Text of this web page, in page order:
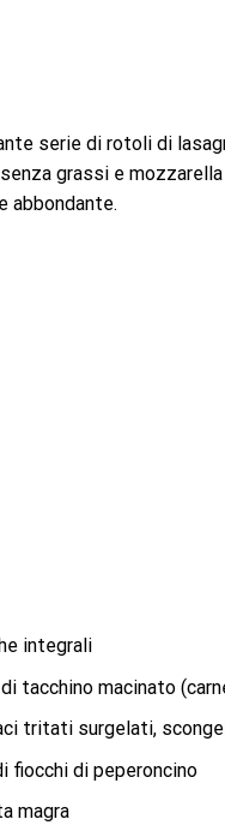
serie di rotoli di
grassi e
abbondante.
integrali
tacchino macinato
tritati surgelati,
fiocchi di peperoncino
magra